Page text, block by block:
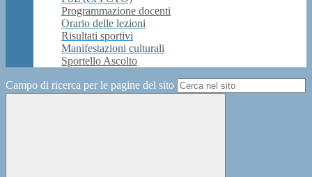
Programmazione docenti
Orario delle lezioni
Risultati sportivi
Manifestazioni culturali
Sportello Ascolto
Campo di ricerca per le pagine del sito